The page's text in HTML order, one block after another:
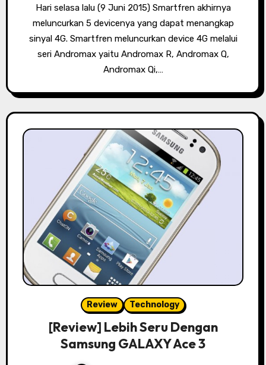
Hari selasa lalu (9 Juni 2015) Smartfren akhirnya
meluncurkan 5 devicenya yang dapat menangkap
sinyal 4G. Smartfren meluncurkan device 4G melalui
seri Andromax yaitu Andromax R, Andromax Q,
Andromax Qi,…
Review Technology
[Review] Lebih Seru Dengan
Samsung GALAXY Ace 3